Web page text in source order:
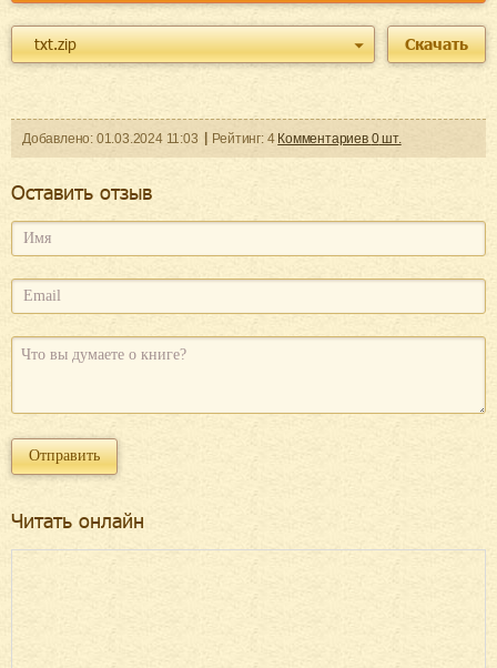
txt.zip Скачать
Добавленo: 01.03.2024 11:03 Рейтинг: 4 Комментариев 0шт.
Оcтавить отзыв
Читать онлайн